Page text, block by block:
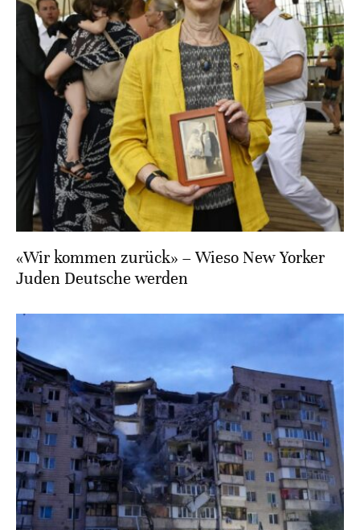
«Wir kommen zurück» – Wieso New Yorker
Juden Deutsche werden